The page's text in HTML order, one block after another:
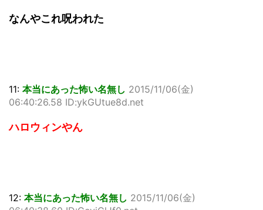
なんやこれ呪われた
11: 本当にあった怖い名無し 2015/11/06(金)
06:40:26.58 ID:ykGUtue8d.net
ハロウィンやん
12: 本当にあった怖い名無し 2015/11/06(金)